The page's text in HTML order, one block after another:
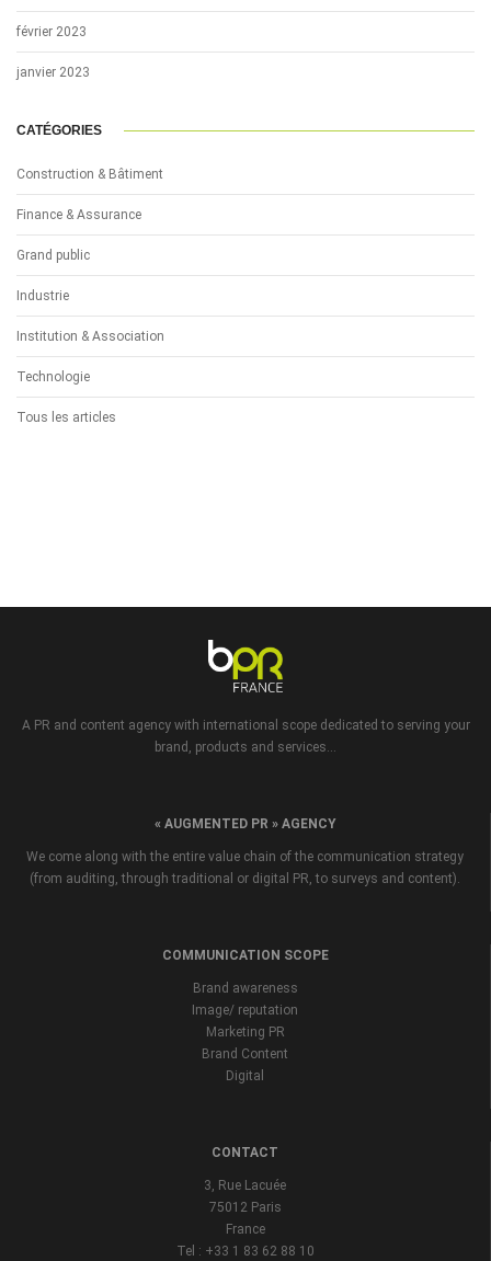
février 2023
janvier 2023
CATÉGORIES
Construction & Bâtiment
Finance & Assurance
Grand public
Industrie
Institution & Association
Technologie
Tous les articles
A PR and content agency with international scope dedicated to serving your
brand, products and services...
« AUGMENTED PR » AGENCY
We come along with the entire value chain of the communication strategy
(from auditing, through traditional or digital PR, to surveys and content).
COMMUNICATION SCOPE
Brand awareness
Image/ reputation
Marketing PR
Brand Content
Digital
CONTACT
3, Rue Lacuée
75012 Paris
France
Tel : +33 1 83 62 88 10